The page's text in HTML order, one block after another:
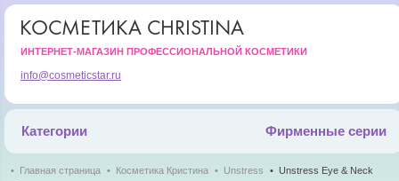
КОСМЕТИКА CHRISTINA
ИНТЕРНЕТ-МАГАЗИН ПРОФЕССИОНАЛЬНОЙ КОСМЕТИКИ
info@cosmeticstar.ru
Категории Фирменные серии
Главная страница Косметика Кристина Unstress
Unstress Eye & Neck